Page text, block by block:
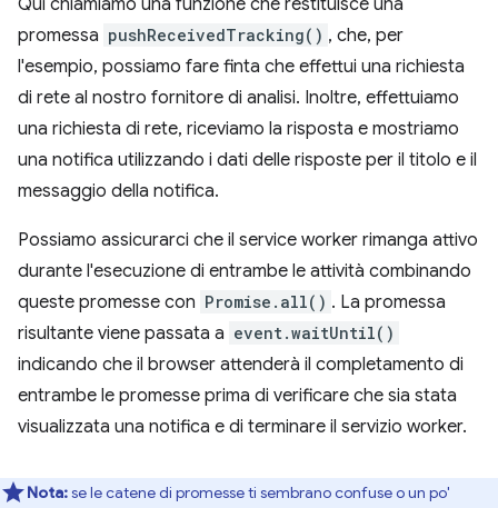
Qui chiamiamo una funzione che restituisce una
promessa pushReceivedTracking() , che, per
l'esempio, possiamo fare finta che effettui una richiesta
di rete al nostro fornitore di analisi. Inoltre, effettuiamo
una richiesta di rete, riceviamo la risposta e mostriamo
una notifica utilizzando i dati delle risposte per il titolo e il
messaggio della notifica.
Possiamo assicurarci che il service worker rimanga attivo
durante l'esecuzione di entrambe le attività combinando
queste promesse con Promise.all() . La promessa
risultante viene passata a event.waitUntil()
indicando che il browser attenderà il completamento di
entrambe le promesse prima di verificare che sia stata
visualizzata una notifica e di terminare il servizio worker.
Nota:se le catene di promesse ti sembrano confuse o un po'